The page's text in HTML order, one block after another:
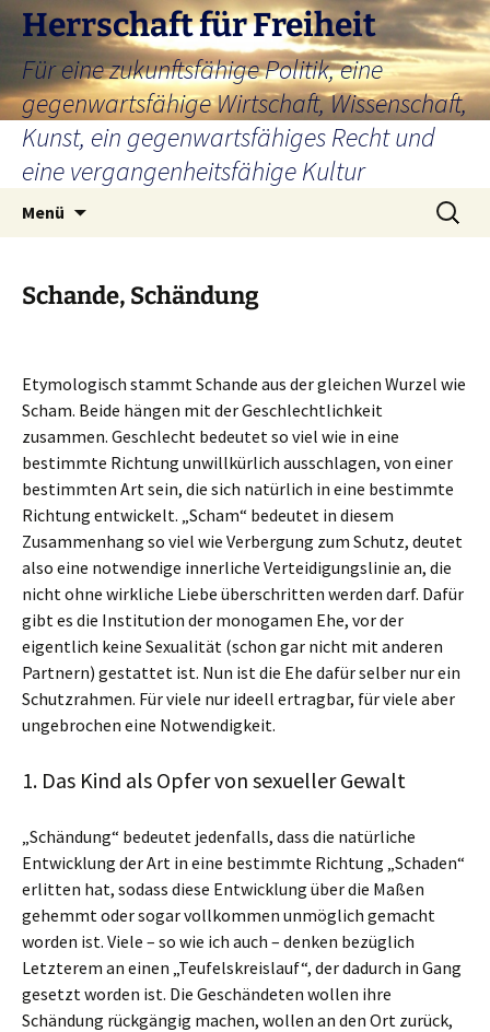
Zum
Inhalt
springen
Herrschaft für Freiheit
Für eine zukunftsfähige Politik, eine
gegenwartsfähige Wirtschaft, Wissenschaft,
Kunst, ein gegenwartsfähiges Recht und
eine vergangenheitsfähige Kultur
Menü
Suchen
nach:
Schande, Schändung
Etymologisch stammt Schande aus der gleichen Wurzel wie
Scham. Beide hängen mit der Geschlechtlichkeit
zusammen. Geschlecht bedeutet so viel wie in eine
bestimmte Richtung unwillkürlich ausschlagen, von einer
bestimmten Art sein, die sich natürlich in eine bestimmte
Richtung entwickelt. „Scham“ bedeutet in diesem
Zusammenhang so viel wie Verbergung zum Schutz, deutet
also eine notwendige innerliche Verteidigungslinie an, die
nicht ohne wirkliche Liebe überschritten werden darf. Dafür
gibt es die Institution der monogamen Ehe, vor der
eigentlich keine Sexualität (schon gar nicht mit anderen
Partnern) gestattet ist. Nun ist die Ehe dafür selber nur ein
Schutzrahmen. Für viele nur ideell ertragbar, für viele aber
ungebrochen eine Notwendigkeit.
1. Das Kind als Opfer von sexueller Gewalt
„Schändung“ bedeutet jedenfalls, dass die natürliche
Entwicklung der Art in eine bestimmte Richtung „Schaden“
erlitten hat, sodass diese Entwicklung über die Maßen
gehemmt oder sogar vollkommen unmöglich gemacht
worden ist. Viele – so wie ich auch – denken bezüglich
Letzterem an einen „Teufelskreislauf“, der dadurch in Gang
gesetzt worden ist. Die Geschändeten wollen ihre
Schändung rückgängig machen, wollen an den Ort zurück,